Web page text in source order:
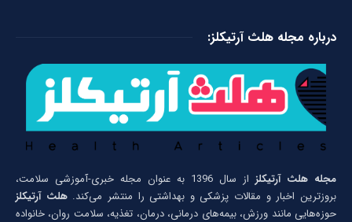
درباره مجله هلث آرتیکلز:
مجله هلث آرتیکلز
از سال 1396 به عنوان مجله خبری-آموزشی سلامت،
بروزترین اخبار و مقالات پزشکی و بهداشتی را منتشر می‌کند.هلث آرتیکلز
حوزه‌هایی مانند ورزش، بیمه‌های درمانی، درمان، تغذیه، سلامت روان، خانواده